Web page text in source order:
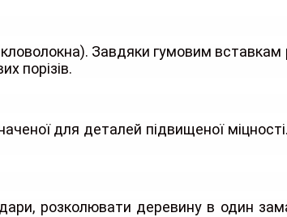
Завдяки гумовим вставкам
порізів.
для деталей підвищеної
розколювати деревину в один